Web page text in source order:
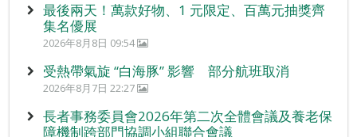
最後兩天！萬款好物、1 元限定、百萬元抽獎齊
集名優展
2026年8月8日 09:54
受熱帶氣旋 “白海豚” 影響 部分航班取消
2026年8月7日 22:27
長者事務委員會2026年第二次全體會議及養老保
障機制跨部門協調小組聯合會議